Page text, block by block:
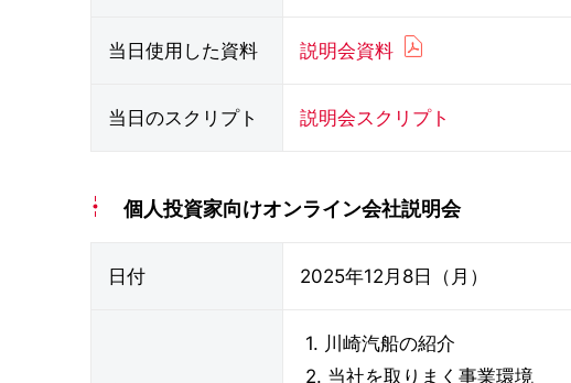
当日使用した資料 説明会資料
当日のスクリプト 説明会スクリプト
個人投資家向けオンライン会社説明会
日付 2025年12月8日（月）
1. 川崎汽船の紹介
2. 当社を取りまく事業環境